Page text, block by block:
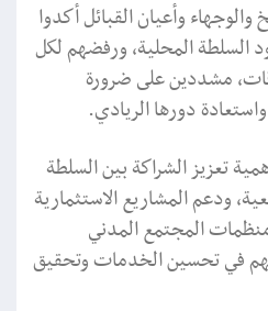
وأعيان القبائل أكدوا
السلطة المحلية، ورفضهم لكل
مشددين على ضرورة
دورها الريادي.
تعزيز الشراكة بين السلطة
ودعم المشاريع الاستثمارية
المجتمع المدني
في تحسين الخدمات وتحقيق